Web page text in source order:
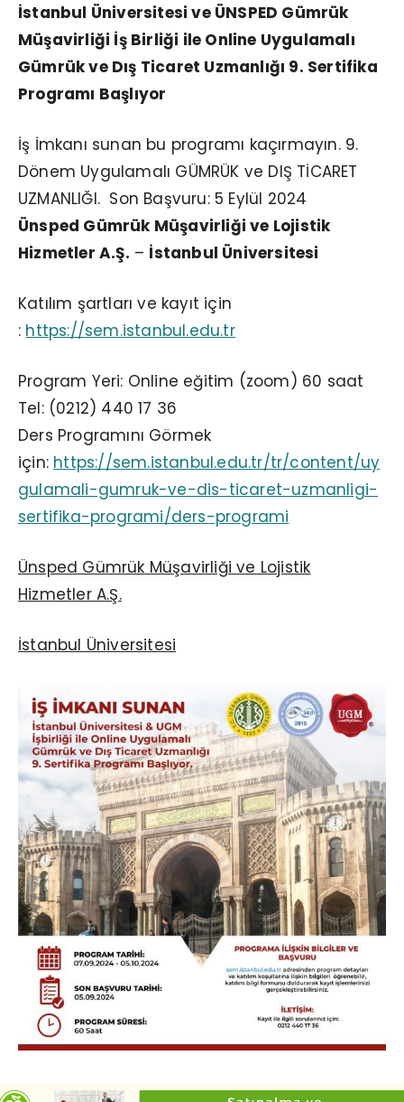
İstanbul Üniversitesi ve ÜNSPED Gümrük
Müşavirliği İş Birliği ile Online Uygulamalı
Gümrük ve Dış Ticaret Uzmanlığı 9. Sertifika
Programı Başlıyor
İş İmkanı sunan bu programı kaçırmayın. 9.
Dönem Uygulamalı GÜMRÜK ve DIŞ TİCARET
UZMANLIĞI. Son Başvuru: 5 Eylül 2024
Ünsped Gümrük Müşavirliği ve Lojistik
Hizmetler A.Ş. – İstanbul Üniversitesi
Katılım şartları ve kayıt için
: https://sem.istanbul.edu.tr
Program Yeri: Online eğitim (zoom) 60 saat
Tel: (0212) 440 17 36
Ders Programını Görmek
için: https://sem.istanbul.edu.tr/tr/content/uy
gulamali-gumruk-ve-dis-ticaret-uzmanligi-
sertifika-programi/ders-programi
Ünsped Gümrük Müşavirliği ve Lojistik
Hizmetler A.Ş.
İstanbul Üniversitesi